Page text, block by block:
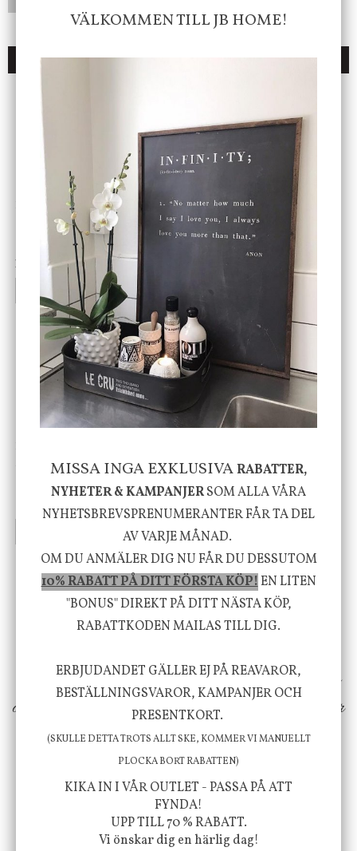
DU KANSKE OCKSÅ ÄR INTRESSERAD AV
Cloudy kruka mini, vit
199 kr
KÖP
Star Trading
Bordslampa Mushroom
vit, Utomhus
499 kr
Skål, Hands marmor
635 kr 795 kr
-20%
Serveringsfat, Ostron,
415 kr
INFO
Vi vill förmedla känsla, upplevelse och
välbefinnande för dig och ditt hem! Med
erbjuder vi omsorgsfullt utvalda produkter som
ökar trivsel i ditt hem och ger det lilla extra för
att öka ditt välmående!
FÖLJ OSS PÅ INSTAGRAM @JBHOME
VÄLKOMMEN TILL JB HOME!
MISSA INGA EXKLUSIVARABATTER,
NYHETER & KAMPANJERSOM ALLA VÅRA
NYHETSBREVSPRENUMERANTER FÅR TA DEL
AV VARJE MÅNAD.
OM DU ANMÄLER DIG NU FÅR DU DESSUTOM
10% RABATT PÅ DITT FÖRSTA KÖP!EN LITEN
"BONUS" DIREKT PÅ DITT NÄSTA KÖP,
RABATTKODEN MAILAS TILL DIG.
ERBJUDANDET GÄLLER EJ PÅ REAVAROR,
BESTÄLLNINGSVAROR, KAMPANJER OCH
PRESENTKORT.
(SKULLE DETTA TROTS ALLT SKE, KOMMER VI MANUELLT
PLOCKA BORT RABATTEN)
KIKA IN I VÅR OUTLET - PASSA PÅ ATT
FYNDA!
UPP TILL 70 % RABATT.
Vi önskar dig en härlig dag!